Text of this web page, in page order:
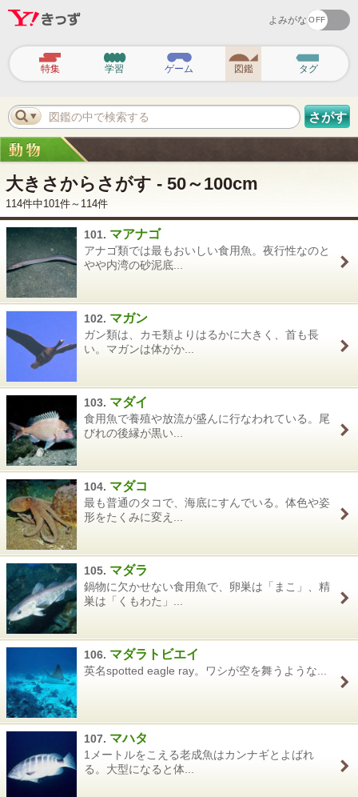
よみがな
ビ
ゲ
ー
シ
ョ
ン
特集 学習 ゲーム 図鑑 タグ
図鑑の中で検索する さがす
大きさからさがす - 50～100cm
114件中101件～114件
101. マアナゴ
アナゴ類では最もおいしい食用魚。夜行性なのと
やや内湾の砂泥底...
102. マガン
ガン類は、カモ類よりはるかに大きく、首も長
い。マガンは体がか...
103. マダイ
食用魚で養殖や放流が盛んに行なわれている。尾
びれの後縁が黒い...
104. マダコ
最も普通のタコで、海底にすんでいる。体色や姿
形をたくみに変え...
105. マダラ
鍋物に欠かせない食用魚で、卵巣は「まこ」、精
巣は「くもわた」...
106. マダラトビエイ
英名spotted eagle ray。ワシが空を舞うような...
107. マハタ
1メートルをこえる老成魚はカンナギとよばれ
る。大型になると体...